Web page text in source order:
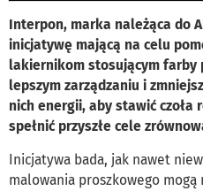
Interpon, marka należąca do
inicjatywę mającą na celu
lakiernikom stosującym farby
lepszym zarządzaniu i
nich energii, aby stawić czoła
spełnić przyszłe cele
Inicjatywa bada, jak nawet
malowania proszkowego mogą